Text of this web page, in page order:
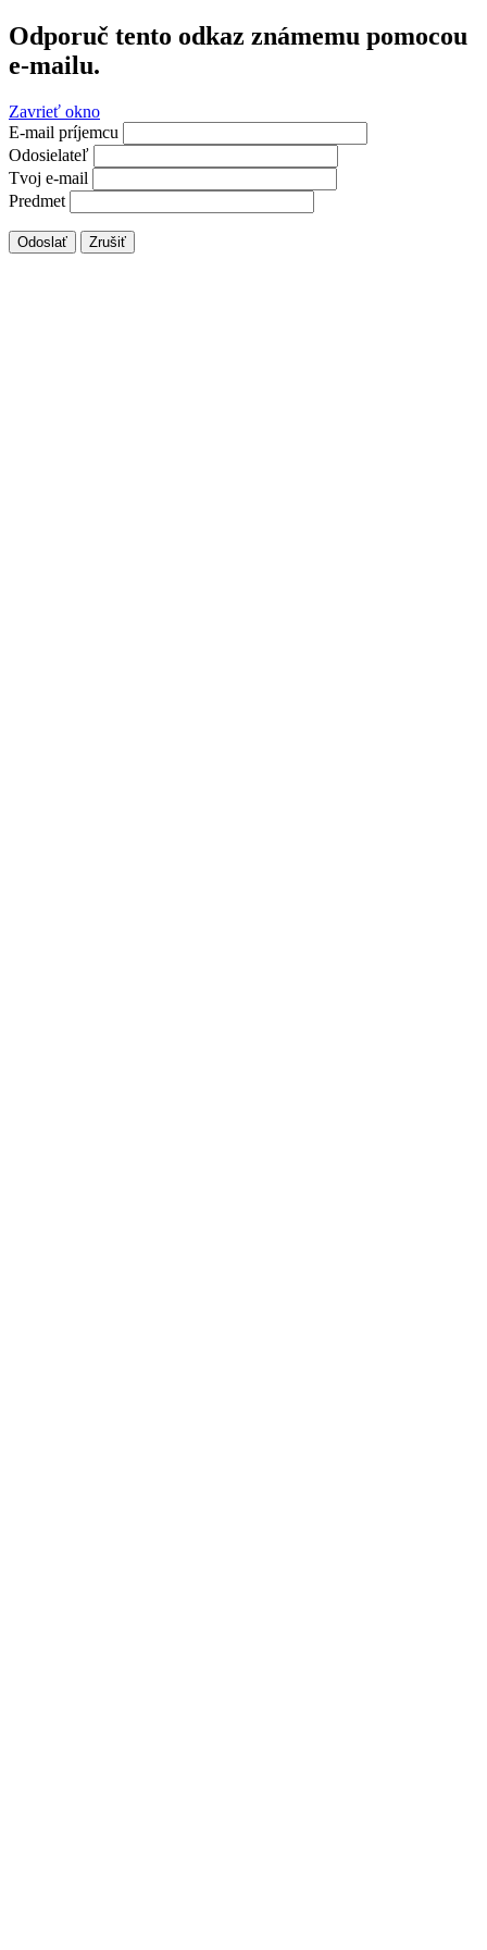
Odporuč tento odkaz známemu pomocou
e-mailu.
Zavrieť okno
E-mail príjemcu
Odosielateľ
Tvoj e-mail
Predmet
Odoslať Zrušiť